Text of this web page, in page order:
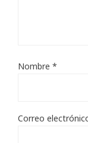
Nombre *
Correo